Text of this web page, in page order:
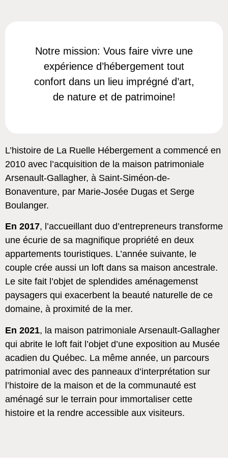
Notre mission: Vous faire vivre une
expérience d’hébergement tout
confort dans un lieu imprégné d’art,
de nature et de patrimoine!
L’histoire de La Ruelle Hébergement a commencé en
2010 avec l’acquisition de la maison patrimoniale
Arsenault-Gallagher, à Saint-Siméon-de-
Bonaventure, par Marie-Josée Dugas et Serge
Boulanger.
En 2017, l’accueillant duo d’entrepreneurs transforme
une écurie de sa magnifique propriété en deux
appartements touristiques. L’année suivante, le
couple crée aussi un loft dans sa maison ancestrale.
Le site fait l’objet de splendides aménagemenst
paysagers qui exacerbent la beauté naturelle de ce
domaine, à proximité de la mer.
En 2021, la maison patrimoniale Arsenault-Gallagher
qui abrite le loft fait l’objet d’une exposition au Musée
acadien du Québec. La même année, un parcours
patrimonial avec des panneaux d’interprétation sur
l’histoire de la maison et de la communauté est
aménagé sur le terrain pour immortaliser cette
histoire et la rendre accessible aux visiteurs.